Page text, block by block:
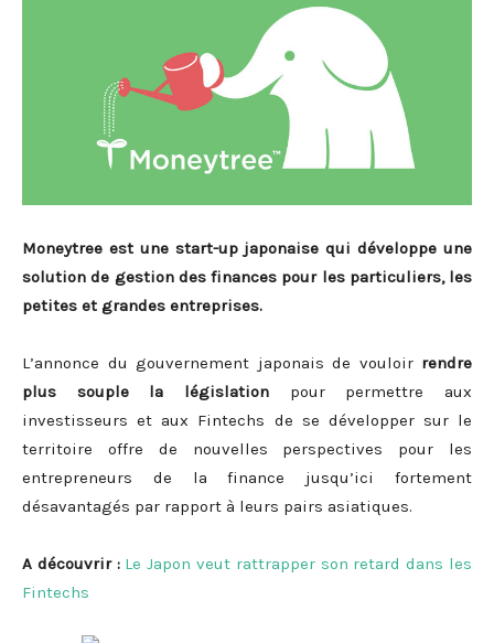
Moneytree est une start-up japonaise qui développe une
solution de gestion des finances pour les particuliers, les
petites et grandes entreprises.
L’annonce du gouvernement japonais de vouloir rendre
plus souple la législation pour permettre aux
investisseurs et aux Fintechs de se développer sur le
territoire offre de nouvelles perspectives pour les
entrepreneurs de la finance jusqu’ici fortement
désavantagés par rapport à leurs pairs asiatiques.
A découvrir : Le Japon veut rattrapper son retard dans les
Fintechs